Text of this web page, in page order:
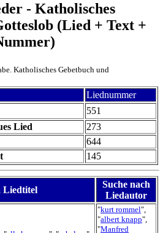
- Katholisches
(Lied + Text +
Katholisches Gebetbuch und
Liednummer
551
Lied
273
644
145
Liedtitel
Suche nach
Liedautor
"kurt rommel",
"albert knapp",
"Manfred